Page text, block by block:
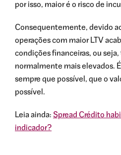
por isso, maior é o risco de
Consequentemente, devido
operações com maior LTV
condições financeiras, ou seja,
normalmente mais elevados.
sempre que possível, que o
possível.
Leia ainda: Spread Crédito
indicador?